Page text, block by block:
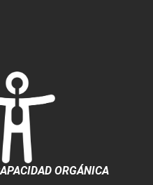
ORGÁNICA